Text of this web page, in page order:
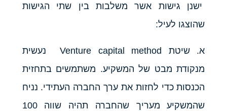
ישנן גישות אשר משלבות בין שתי הגישות
שהוצגו לעיל:
א. שיטת Venture capital method נעשית
מנקודת מבט של המשקיע. משתמשים בתחזית
הכנסות כדי לחזות את ערך החברה העתידי. נניח
שהמשקיע מעריך שהחברה תהיה שווה 100